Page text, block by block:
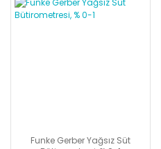
Funke Gerber Yağsız Süt